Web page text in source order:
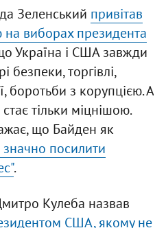
Зеленський привітав
виборах президента
Україна і США завжди
безпеки, торгівлі,
боротьби з корупцією. А
тільки міцнішою.
що Байден як
посилити
.
Кулеба назвав
США, якому не